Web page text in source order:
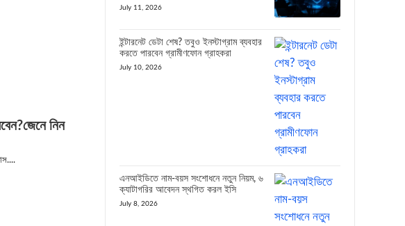
নিন
July 11, 2026
ইন্টারনেট ডেটা শেষ? তবুও ইনস্টাগ্রাম ব্যবহার
করতে পারবেন গ্রামীণফোন গ্রাহকরা
July 10, 2026
এনআইডিতে নাম-বয়স সংশোধনে নতুন নিয়ম, ৬
ক্যাটাগরির আবেদন স্থগিত করল ইসি
July 8, 2026